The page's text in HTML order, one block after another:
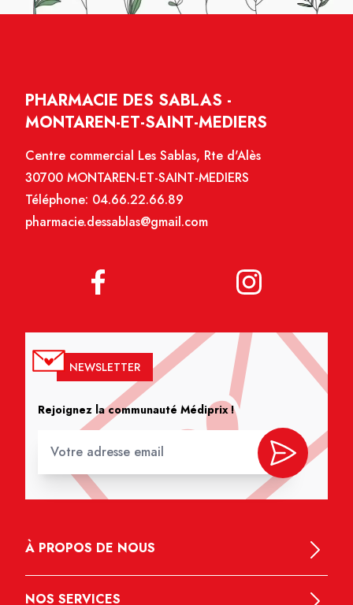
PHARMACIE DES SABLAS -
MONTAREN-ET-SAINT-MEDIERS
Centre commercial Les Sablas, Rte d'Alès
30700 MONTAREN-ET-SAINT-MEDIERS
Téléphone: 04.66.22.66.89
pharmacie.dessablas@gmail.com
NEWSLETTER
Rejoignez la communauté Médiprix !
À PROPOS DE NOUS
NOS SERVICES